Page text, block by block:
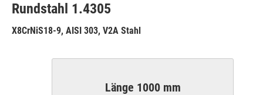
Rundstahl 1.4305
X8CrNiS18-9, AISI 303, V2A Stahl
Länge 1000 mm